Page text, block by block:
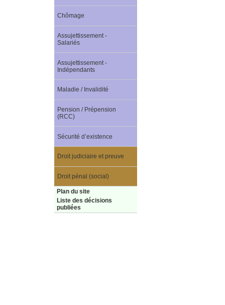
Chômage
Assujettissement -
Salariés
Assujettissement -
Indépendants
Maladie / Invalidité
Pension / Prépension
(RCC)
Sécurité d’existence
Droit judiciaire et preuve
Droit pénal (social)
Plan du site
Liste des décisions
publiées